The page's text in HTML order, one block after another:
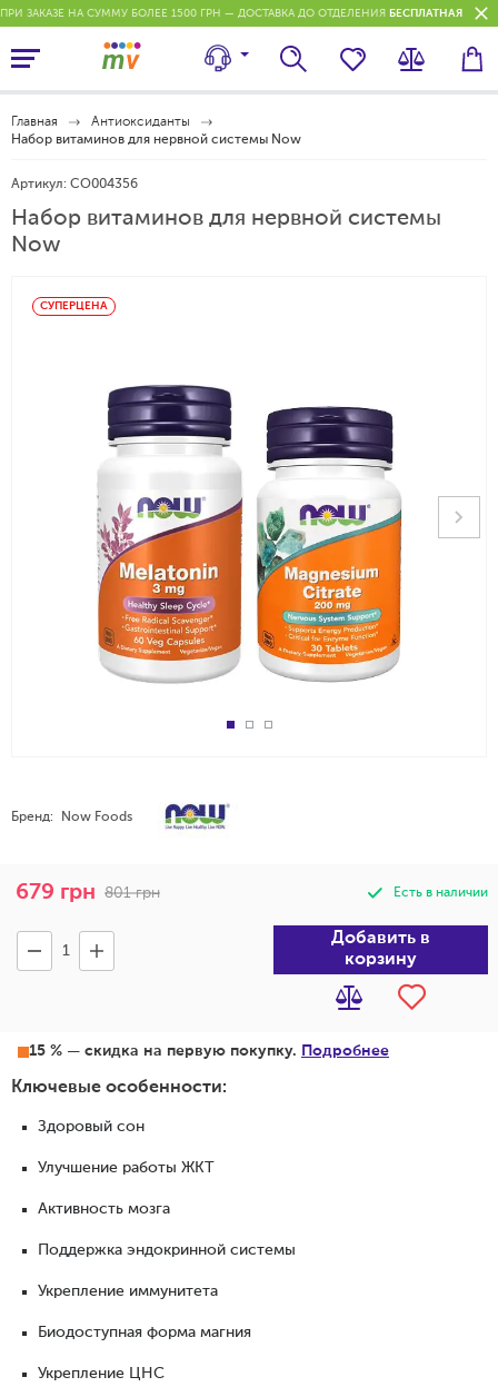
ПРИ ЗАКАЗЕ НА СУММУ БОЛЕЕ 1500 ГРН — ДОСТАВКА ДО ОТДЕЛЕНИЯ БЕСПЛАТНАЯ
Главная
Антиоксиданты
Набор витаминов для нервной системы Now
Артикул: CO004356
Набор витаминов для нервной системы
Now
СУПЕРЦЕНА
Бренд: Now Foods
679 грн 801грн Есть в наличии
Добавить в
корзину
15 % — скидка на первую покупку. Подробнее
Ключевые особенности:
Здоровый сон
Улучшение работы ЖКТ
Активность мозга
Поддержка эндокринной системы
Укрепление иммунитета
Биодоступная форма магния
Укрепление ЦНС